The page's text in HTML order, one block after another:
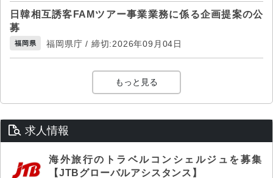
日韓相互誘客FAMツアー事業業務に係る企画提案の公
募
福岡県 福岡県庁 / 締切:2026年09月04日
もっと見る
求人情報
海外旅行のトラベルコンシェルジュを募集
【JTBグローバルアシスタンス】